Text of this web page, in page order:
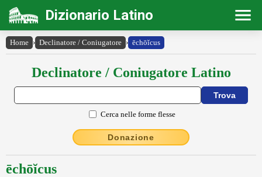
Dizionario Latino
Home › Declinatore / Coniugatore › ēchōĭcus
Declinatore / Coniugatore Latino
Cerca nelle forme flesse
Donazione
ēchōĭcus